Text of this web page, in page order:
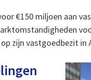
€150 miljoen aan
zijn vastgoedbezit in